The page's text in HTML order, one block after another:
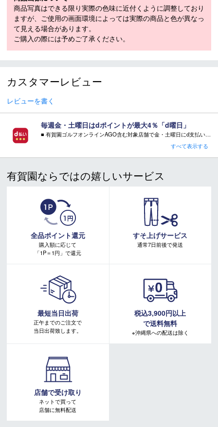
商品在庫につきまして
在庫管理システム連動により、当店が運営する複数ショッピ
ングサイトと共有の設定になっております。
数分間隔での在庫情報更新になりますのでご注文のタイミン
す。
商品写真はできる限り実際の色味に近付くように調整しており
ますが、ご使用の画面環境によっては実際の商品と色が異なっ
て見える場合があります。
ご購入の際には予めご了承ください。
カスタマーレビュー
レビューを書く
毎週金・土曜日はdポイントが最大4％「d曜日」
■ 有賀園ゴルフオンラインAGO含む対象店舗で金・土曜日にd支払いをすると
■ キャンペーン期間：毎週 金・土曜日 AM 0:00 - PM 23:59
注意事項：
・有賀園ポイントの獲得には別途ログイン/新規登録が必要です。
・本特典は予告なく変更・中止させて頂く場合があります。
・本キャンペーンの特典を受ける場合、ドコモ専用ページでエントリーが必要です。
詳しくはこちらをご確認ください。
キャンペーンページ
すべて表示する
有賀園ならではの嬉しいサービス
全品ポイント還元
購入額に応じて
「1P＝1円」で還元
すそ上げサービス
通常7日前後で発送
最短当日出荷
正午までのご注文で
当日出荷致します。
税込3,900円以上
で送料無料
※沖縄県への配送は除く
店舗で受け取り
ネットで買って
店舗に無料配送